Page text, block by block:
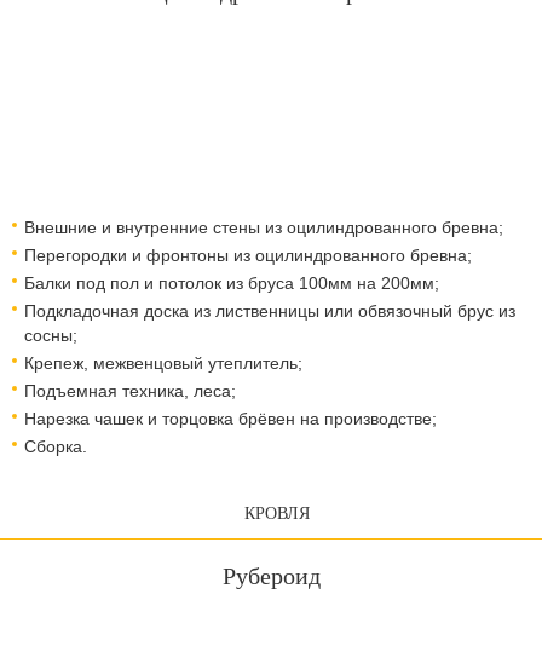
Внешние и внутренние стены из оцилиндрованного бревна;
Перегородки и фронтоны из оцилиндрованного бревна;
Балки под пол и потолок из бруса 100мм на 200мм;
Подкладочная доска из лиственницы или обвязочный брус из
сосны;
Крепеж, межвенцовый утеплитель;
Подъемная техника, леса;​​​​​​​
Нарезка чашек и торцовка брёвен на производстве;
Сборка.
КРОВЛЯ
Рубероид